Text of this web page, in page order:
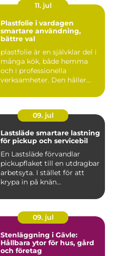
11. jul
Plastfolie i vardagen
smartare användning,
bättre val
plastfolie är en självklar del i
många kök, både hemma
och i professionella
verksamheter. Den håller...
09. jul
Lastsläde smartare lastning
för pickup och servicebil
En Lastsläde förvandlar
pickupflaket till en utdragbar
arbetsyta. I stället för att
krypa in på knän...
09. jul
Stenläggning i Gävle:
Hållbara ytor för hus, gård
och företag